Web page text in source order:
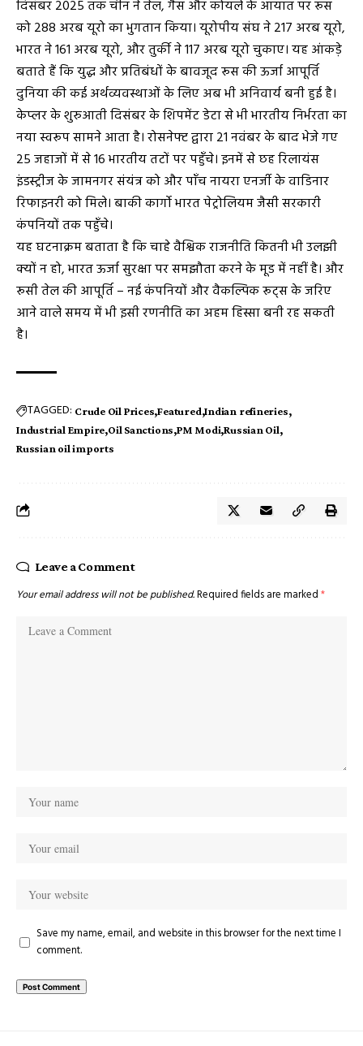
दिसंबर 2025 तक चीन ने तेल, गैस और कोयले के आयात पर रूस
को 288 अरब यूरो का भुगतान किया। यूरोपीय संघ ने 217 अरब यूरो,
भारत ने 161 अरब यूरो, और तुर्की ने 117 अरब यूरो चुकाए। यह आंकड़े
बताते हैं कि युद्ध और प्रतिबंधों के बावजूद रूस की ऊर्जा आपूर्ति
दुनिया की कई अर्थव्यवस्थाओं के लिए अब भी अनिवार्य बनी हुई है।
केप्लर के शुरुआती दिसंबर के शिपमेंट डेटा से भी भारतीय निर्भरता का
नया स्वरूप सामने आता है। रोसनेफ्ट द्वारा 21 नवंबर के बाद भेजे गए
25 जहाजों में से 16 भारतीय तटों पर पहुँचे। इनमें से छह रिलायंस
इंडस्ट्रीज के जामनगर संयंत्र को और पाँच नायरा एनर्जी के वाडिनार
रिफाइनरी को मिले। बाकी कार्गो भारत पेट्रोलियम जैसी सरकारी
कंपनियों तक पहुँचे।
यह घटनाक्रम बताता है कि चाहे वैश्विक राजनीति कितनी भी उलझी
क्यों न हो, भारत ऊर्जा सुरक्षा पर समझौता करने के मूड में नहीं है। और
रूसी तेल की आपूर्ति – नई कंपनियों और वैकल्पिक रूट्स के जरिए
आने वाले समय में भी इसी रणनीति का अहम हिस्सा बनी रह सकती
है।
TAGGED: Crude Oil Prices Featured Indian refineries
Industrial Empire Oil Sanctions PM Modi Russian Oil
Russian oil imports
Leave a Comment
Your email address will not be published.Required fields are marked *
Save my name, email, and website in this browser for the next time I
comment.